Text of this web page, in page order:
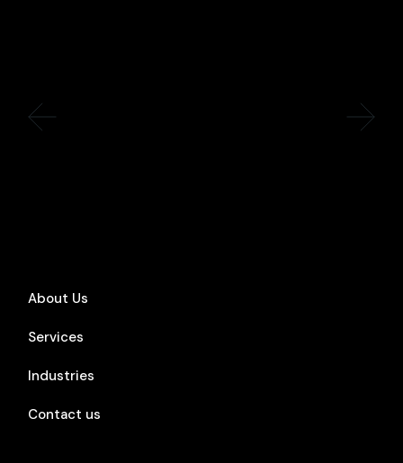
About Us
Services
Industries
Contact us